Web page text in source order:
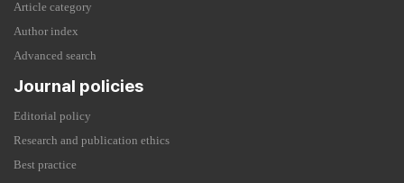
Article category
Author index
Advanced search
Journal policies
Editorial policy
Research and publication ethics
Best practice